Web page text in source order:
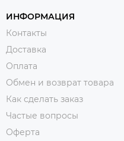
ИНФОРМАЦИЯ
Контакты
Доставка
Оплата
Обмен и возврат товара
Как сделать заказ
Частые вопросы
Оферта